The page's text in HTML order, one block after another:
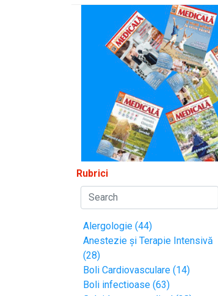
Rubrici
Alergologie (44)
Anestezie și Terapie Intensivă
(28)
Boli Cardiovasculare (14)
Boli infectioase (63)